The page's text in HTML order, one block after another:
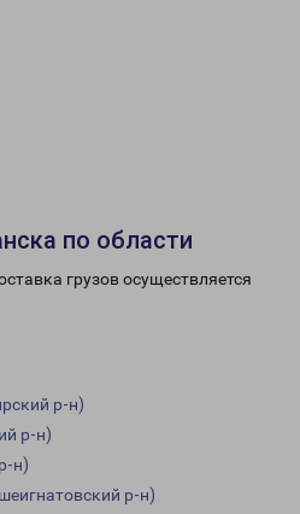
по области
грузов осуществляется
р-н)
р-н)
н)
р-н)